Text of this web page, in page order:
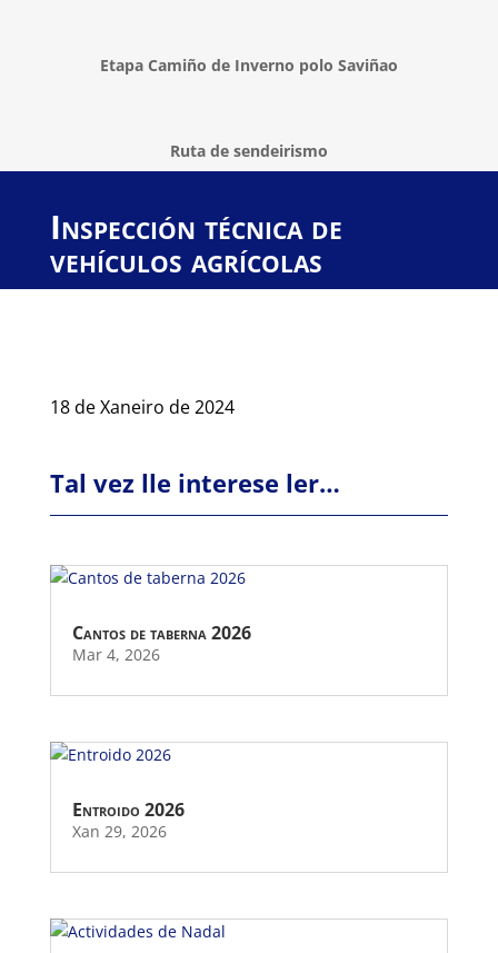
Etapa Camiño de Inverno polo Saviñao
Ruta de sendeirismo
Inspección técnica de
vehículos agrícolas
18 de Xaneiro de 2024
Tal vez lle interese ler…
Cantos de taberna 2026
Mar 4, 2026
Entroido 2026
Xan 29, 2026